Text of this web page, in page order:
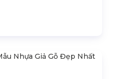
Nhựa Giả Gỗ Đẹp Nhất